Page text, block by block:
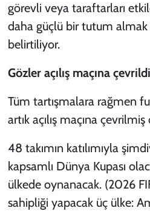
görevli veya taraftarları
daha güçlü bir tutum
belirtiliyor.
Gözler açılış maçına çevrildi
Tüm tartışmalara rağmen
artık açılış maçına
48 takımın katılımıyla
kapsamlı Dünya Kupası
ülkede oynanacak. (2026
sahipliği yapacak üç ülke: